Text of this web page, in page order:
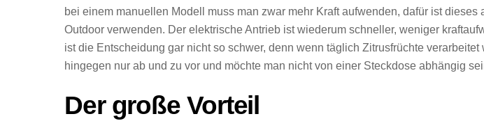
bei einem manuellen Modell muss man zwar mehr Kraft aufwenden, dafür ist
Outdoor verwenden. Der elektrische Antrieb ist wiederum schneller, weniger
ist die Entscheidung gar nicht so schwer, denn wenn täglich Zitrusfrüchte
hingegen nur ab und zu vor und möchte man nicht von einer Steckdose abhängig
Der große Vorteil